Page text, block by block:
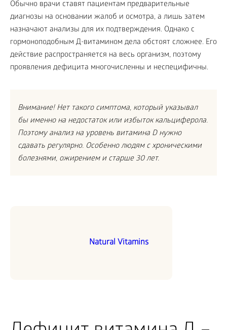
Обычно врачи ставят пациентам предварительные
диагнозы на основании жалоб и осмотра, а лишь затем
назначают анализы для их подтверждения. Однако с
гормоноподобным Д-витамином дела обстоят сложнее. Его
действие распространяется на весь организм, поэтому
проявления дефицита многочисленны и неспецифичны.
Внимание! Нет такого симптома, который указывал
бы именно на недостаток или избыток кальциферола.
Поэтому анализ на уровень витамина D нужно
сдавать регулярно. Особенно людям с хроническими
болезнями, ожирением и старше 30 лет.
Natural Vitamins